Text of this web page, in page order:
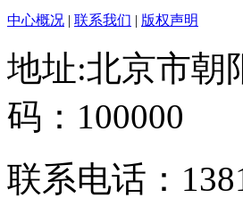
中心概况 | 联系我们 | 版权声明
地址:北京市朝
码：100000
联系电话：